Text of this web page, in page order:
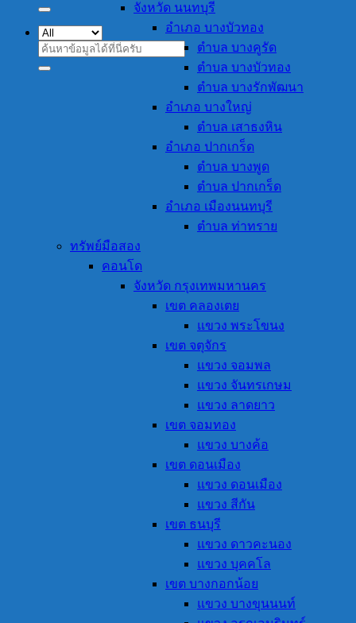
ค้นหา:
จังหวัด นนทบุรี
อำเภอ บางบัวทอง
ตำบล บางคูรัด
ตำบล บางบัวทอง
ตำบล บางรักพัฒนา
อำเภอ บางใหญ่
ตำบล เสาธงหิน
อำเภอ ปากเกร็ด
ตำบล บางพูด
ตำบล ปากเกร็ด
อำเภอ เมืองนนทบุรี
ตำบล ท่าทราย
ทรัพย์มือสอง
คอนโด
จังหวัด กรุงเทพมหานคร
เขต คลองเตย
แขวง พระโขนง
เขต จตุจักร
แขวง จอมพล
แขวง จันทรเกษม
แขวง ลาดยาว
เขต จอมทอง
แขวง บางค้อ
เขต ดอนเมือง
แขวง ดอนเมือง
แขวง สีกัน
เขต ธนบุรี
แขวง ดาวคะนอง
แขวง บุคคโล
เขต บางกอกน้อย
แขวง บางขุนนนท์